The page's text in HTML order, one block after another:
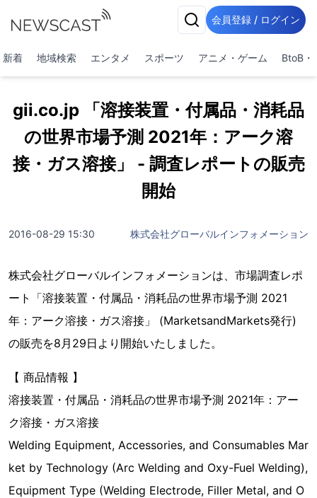
会員登録 / ログイン
新着 地域検索 エンタメ スポーツ アニメ・ゲーム BtoB・
gii.co.jp 「溶接装置・付属品・消耗品
の世界市場予測 2021年：アーク溶
接・ガス溶接」 - 調査レポートの販売
開始
2016-08-29 15:30 株式会社グローバルインフォメーション
株式会社グローバルインフォメーションは、市場調査レポ
ート「溶接装置・付属品・消耗品の世界市場予測 2021
年：アーク溶接・ガス溶接」 (MarketsandMarkets発行)
の販売を8月29日より開始いたしました。
【 商品情報 】
溶接装置・付属品・消耗品の世界市場予測 2021年：アー
ク溶接・ガス溶接
Welding Equipment, Accessories, and Consumables Mar
ket by Technology (Arc Welding and Oxy-Fuel Welding),
Equipment Type (Welding Electrode, Filler Metal, and O